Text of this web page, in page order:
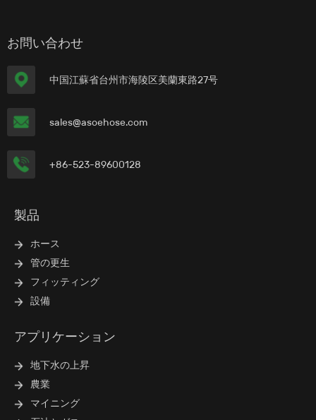
お問い合わせ
中国江蘇省台州市海陵区美蘭東路27号
sales@asoehose.com
+86-523-89600128
製品
ホース
管の更生
フィッティング
設備
アプリケーション
地下水の上昇
農業
マイニング